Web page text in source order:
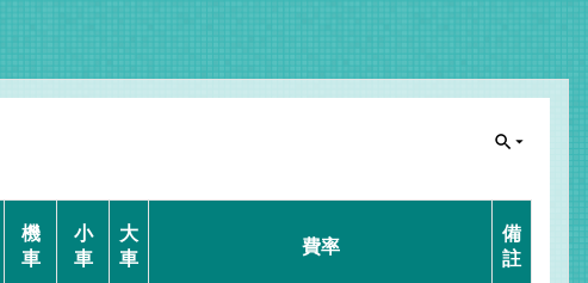
機
車
小
車
大
車
費率
備
註